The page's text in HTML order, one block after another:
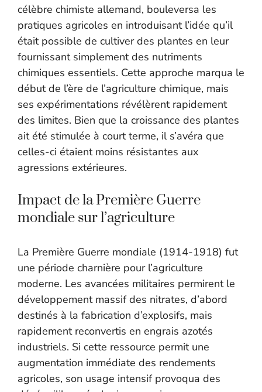
célèbre chimiste allemand, bouleversa les
pratiques agricoles en introduisant l’idée qu’il
était possible de cultiver des plantes en leur
fournissant simplement des nutriments
chimiques essentiels. Cette approche marqua le
début de l’ère de l’agriculture chimique, mais
ses expérimentations révélèrent rapidement
des limites. Bien que la croissance des plantes
ait été stimulée à court terme, il s’avéra que
celles-ci étaient moins résistantes aux
agressions extérieures.
Impact de la Première Guerre
mondiale sur l’agriculture
La Première Guerre mondiale (1914-1918) fut
une période charnière pour l’agriculture
moderne. Les avancées militaires permirent le
développement massif des nitrates, d’abord
destinés à la fabrication d’explosifs, mais
rapidement reconvertis en engrais azotés
industriels. Si cette ressource permit une
augmentation immédiate des rendements
agricoles, son usage intensif provoqua des